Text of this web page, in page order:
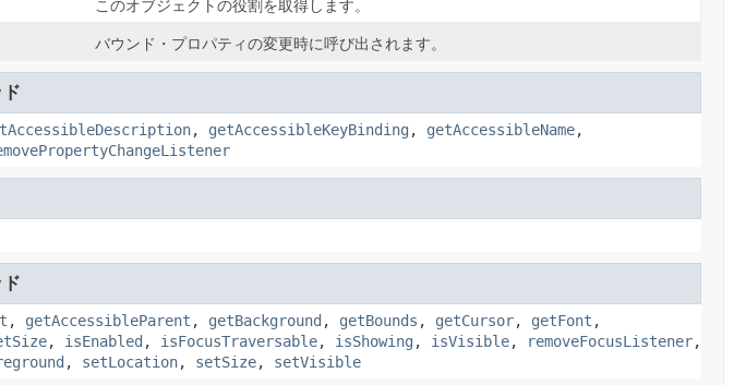
このオブジェクトの役割を取得します。
バウンド・プロパティの変更時に呼び出されます。
, getAccessibleKeyBinding , getAccessibleName,
, getAccessibleParent , getBackground , getBounds , getCursor, getFont ,
, isEnabled , isFocusTraversable, isShowing , isVisible, removeFocusListener,
, setLocation, setSize, setVisible